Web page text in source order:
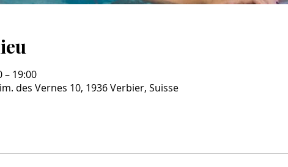
– 19:00
des Vernes 10, 1936 Verbier, Suisse